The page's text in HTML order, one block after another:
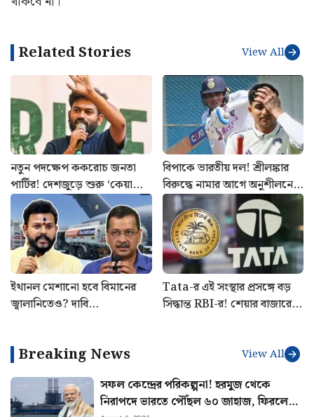
Related Stories View All
নতুন পদক্ষেপ ককরোচ জনতা
পার্টির! দেশজুড়ে শুরু ‘কেয়া
বোলতি পাবলিক’ কর্মসূচি,
ঘোষণা অভিজিতের
বিপাকে ভারতীয় দল! শ্রীলঙ্কার
বিরুদ্ধে নামার আগে অনুশীলনে
দুইবার চোট পেলেন ক্যাপ্টেন
শুভমান গিল
ইথানল মেশানো হবে বিমানের
জ্বালানিতেও? দাবি
Tata-র এই সংস্থার প্রসঙ্গে বড়
সিদ্ধান্ত RBI-র! শেয়ার বাজারে
Breaking News View All
সফল কেন্দ্রের পরিকল্পনা! হরমুজ থেকে
নিরাপদে ভারতে পৌঁছল ৬০ জাহাজ, ফিরলেন